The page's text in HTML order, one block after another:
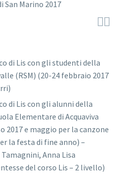

di Lis con gli studenti della
(RSM) (20-24 febbraio 2017
di Lis con gli alunni della
Elementare di Acquaviva
2017 e maggio per la canzone
la festa di fine anno) –
Anna Lisa
del corso Lis – 2 livello)